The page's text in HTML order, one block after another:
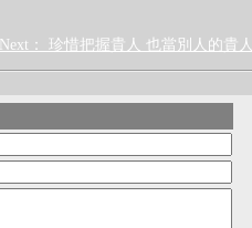
Next： 珍惜把握貴人 也當別人的貴人